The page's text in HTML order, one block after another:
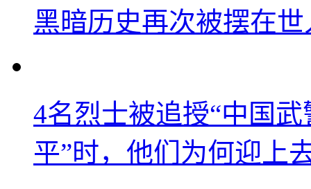
黑暗历史再次被摆在
4名烈士被追授“中国
平”时，他们为何迎上